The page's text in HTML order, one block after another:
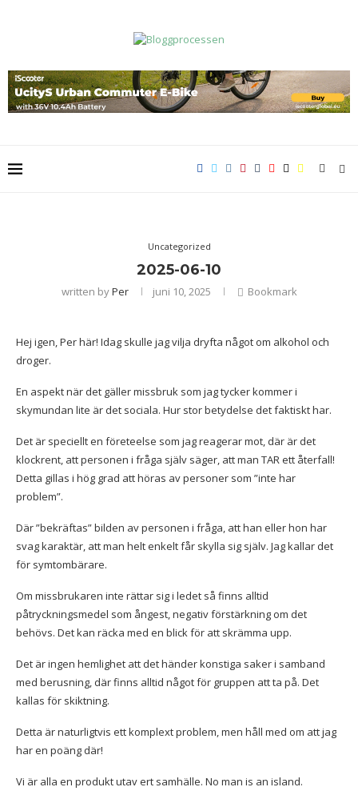
Uncategorized
2025-06-10
written byPer juni 10, 2025 Bookmark
Hej igen, Per här! Idag skulle jag vilja dryfta något om alkohol och
droger.
En aspekt när det gäller missbruk som jag tycker kommer i
skymundan lite är det sociala. Hur stor betydelse det faktiskt har.
Det är speciellt en företeelse som jag reagerar mot, där är det
klockrent, att personen i fråga själv säger, att man TAR ett återfall!
Detta gillas i hög grad att höras av personer som ”inte har
problem”.
Där ”bekräftas” bilden av personen i fråga, att han eller hon har
svag karaktär, att man helt enkelt får skylla sig själv. Jag kallar det
för symtombärare.
Om missbrukaren inte rättar sig i ledet så finns alltid
påtryckningsmedel som ångest, negativ förstärkning om det
behövs. Det kan räcka med en blick för att skrämma upp.
Det är ingen hemlighet att det händer konstiga saker i samband
med berusning, där finns alltid något för gruppen att ta på. Det
kallas för skiktning.
Detta är naturligtvis ett komplext problem, men håll med om att jag
har en poäng där!
Vi är alla en produkt utav ert samhälle. No man is an island.